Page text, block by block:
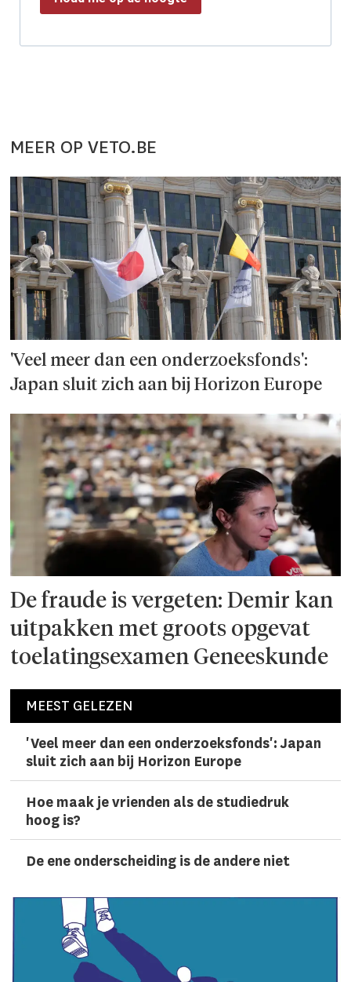
MEER OP VETO.BE
'Veel meer dan een onderzoeks­fonds':
Japan sluit zich aan bij Horizon Europe
De fraude is vergeten: Demir kan
uitpakken met groots opgevat
toelatingsexamen Geneeskunde
MEEST GELEZEN
'Veel meer dan een onderzoeks­fonds': Japan
sluit zich aan bij Horizon Europe
Hoe maak je vrienden als de studiedruk
hoog is?
De ene onderscheiding is de andere niet